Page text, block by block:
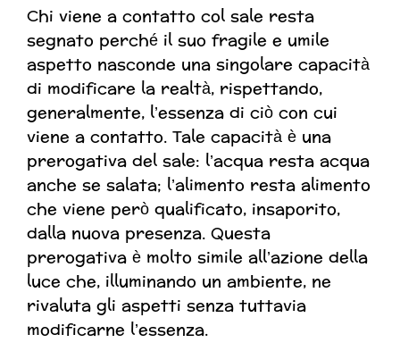
Chi viene a contatto col sale resta
segnato perché il suo fragile e umile
aspetto nasconde una singolare capacità
di modificare la realtà, rispettando,
generalmente, l’essenza di ciò con cui
viene a contatto. Tale capacità è una
prerogativa del sale: l’acqua resta acqua
anche se salata; l’alimento resta alimento
che viene però qualificato, insaporito,
dalla nuova presenza. Questa
prerogativa è molto simile all’azione della
luce che, illuminando un ambiente, ne
rivaluta gli aspetti senza tuttavia
modificarne l’essenza.